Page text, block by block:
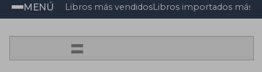
MENÚ Libros más vendidosLibros importados más
=